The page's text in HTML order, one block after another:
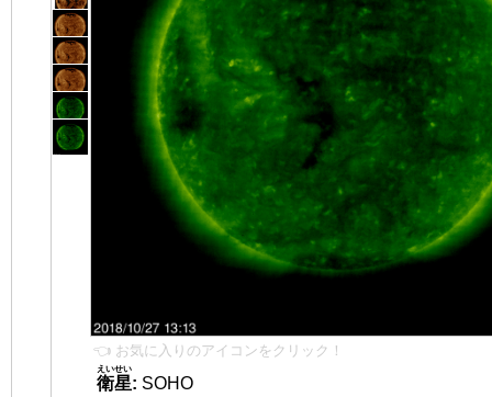
👈 お気に入りのアイコンをクリック！
衛星
えいせい
: SOHO